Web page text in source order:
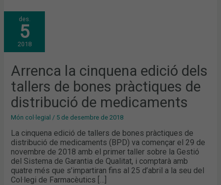
des.
5
2018
Arrenca la cinquena edició dels
tallers de bones pràctiques de
distribució de medicaments
Món col·legial / 5 de desembre de 2018
La cinquena edició de tallers de bones pràctiques de
distribució de medicaments (BPD) va començar el 29 de
novembre de 2018 amb el primer taller sobre la Gestió
del Sistema de Garantia de Qualitat, i comptarà amb
quatre més que s’impartiran fins al 25 d’abril a la seu del
Col·legi de Farmacèutics […]
ARRENCA
LA
CINQUENA
EDICIÓ
DELS
TALLERS
DE
DE
DISTRIBUCIÓ
DE
MEDICAMENTS